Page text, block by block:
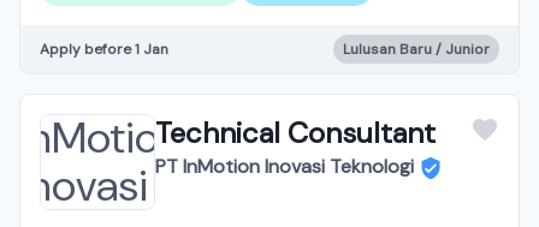
Apply before 1 Jan Lulusan Baru / Junior
Technical Consultant
PT InMotion Inovasi Teknologi